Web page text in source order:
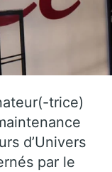
trice)
d’Univers
par le